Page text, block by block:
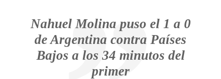
Nahuel Molina puso el 1 a 0
de Argentina contra Países
Bajos a los 34 minutos del
primer